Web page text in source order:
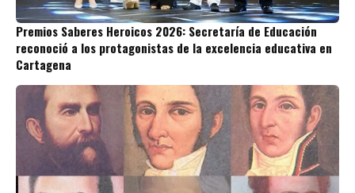
Premios Saberes Heroicos 2026: Secretaría de Educación
reconoció a los protagonistas de la excelencia educativa en
Cartagena